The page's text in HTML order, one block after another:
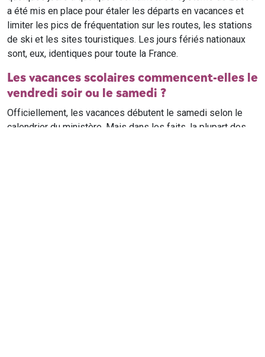
a été mis en place pour étaler les départs en vacances et
limiter les pics de fréquentation sur les routes, les stations
de ski et les sites touristiques. Les jours fériés nationaux
sont, eux, identiques pour toute la France.
Les vacances scolaires commencent-elles le
vendredi soir ou le samedi ?
Officiellement, les vacances débutent le samedi selon le
calendrier du ministère. Mais dans les faits, la plupart des